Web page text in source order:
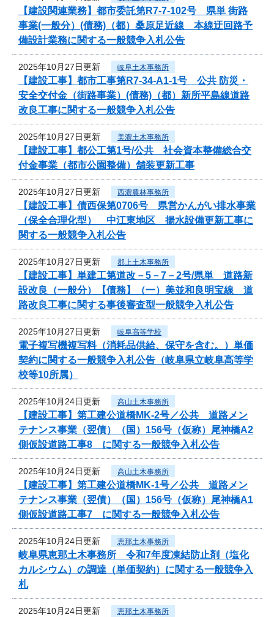
【建設関連業務】都市委託第R7-7-102号 県単 街路
事業(一般分）(債務)（都）桑原足近線 本線迂回路予
備設計業務に関する一般競争入札公告
2025年10月27日更新 岐阜土木事務所
【建設工事】都市工事第R7-34-A1-1号 公共 防災・
安全交付金（街路事業）(債務)（都）新所平島線道路
改良工事に関する一般競争入札公告
2025年10月27日更新 美濃土木事務所
【建設工事】都公工第1号/公共 社会資本整備総合交
付金事業（都市公園整備）舗装更新工事
2025年10月27日更新 西濃農林事務所
【建設工事】債西保第0706号 県営かんがい排水事業
（保全合理化型） 中江東地区 揚水設備更新工事に
関する一般競争入札公告
2025年10月27日更新 郡上土木事務所
【建設工事】単建工第道改－5－7－2号/県単 道路新
設改良（一般分）【債務】（一）美並和良明宝線 道
路改良工事に関する事後審査型一般競争入札公告
2025年10月27日更新 岐阜高等学校
電子複写機複写料（消耗品供給、保守を含む。）単価
契約に関する一般競争入札公告（岐阜県立岐阜高等学
校等10所属）
2025年10月24日更新 高山土木事務所
【建設工事】第工建公道橋MK-2号／公共 道路メン
テナンス事業（翌債）（国）156号（仮称）尾神橋A2
側仮設道路工事8 に関する一般競争入札公告
2025年10月24日更新 高山土木事務所
【建設工事】第工建公道橋MK-1号／公共 道路メン
テナンス事業（翌債）（国）156号（仮称）尾神橋A1
側仮設道路工事7 に関する一般競争入札公告
2025年10月24日更新 恵那土木事務所
岐阜県恵那土木事務所 令和7年度凍結防止剤（塩化
カルシウム）の調達（単価契約）に関する一般競争入
札
2025年10月24日更新 恵那土木事務所